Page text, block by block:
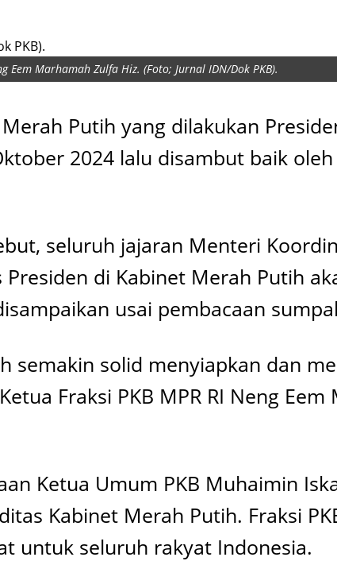
Eem Marhamah Zulfa Hiz. (Foto; Jurnal IDN/Dok PKB).
Putih yang dilakukan
2024 lalu disambut baik
seluruh jajaran Menteri
di Kabinet Merah Putih
usai pembacaan
semakin solid menyiapkan dan
Fraksi PKB MPR RI Neng
Ketua Umum PKB Muhaimin
Kabinet Merah Putih. Fraksi
untuk seluruh rakyat Indonesia.